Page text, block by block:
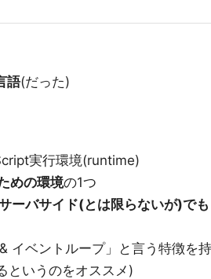
語(だった)
実行環境(runtime)
めの環境の1つ
ーバサイド(とは限らないが)でも
イベントループ」と言う特徴を持
というのをオススメ)